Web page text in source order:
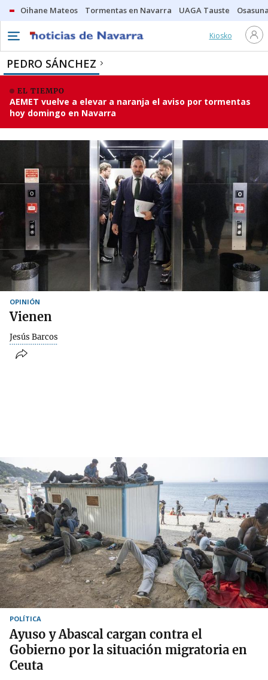
Oihane Mateos Tormentas en Navarra UAGA Tauste
Kiosko
PEDRO SÁNCHEZ
EL TIEMPO
AEMET vuelve a elevar a naranja el aviso por tormentas
hoy domingo en Navarra
OPINIÓN
Vienen
Jesús Barcos
POLÍTICA
Ayuso y Abascal cargan contra el
Gobierno por la situación migratoria en
Ceuta